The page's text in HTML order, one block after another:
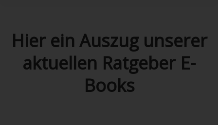
Hier ein Auszug unserer
aktuellen Ratgeber E-
Books